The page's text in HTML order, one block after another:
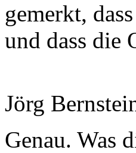
gemerkt,
und dass die
Jörg
Genau. Was